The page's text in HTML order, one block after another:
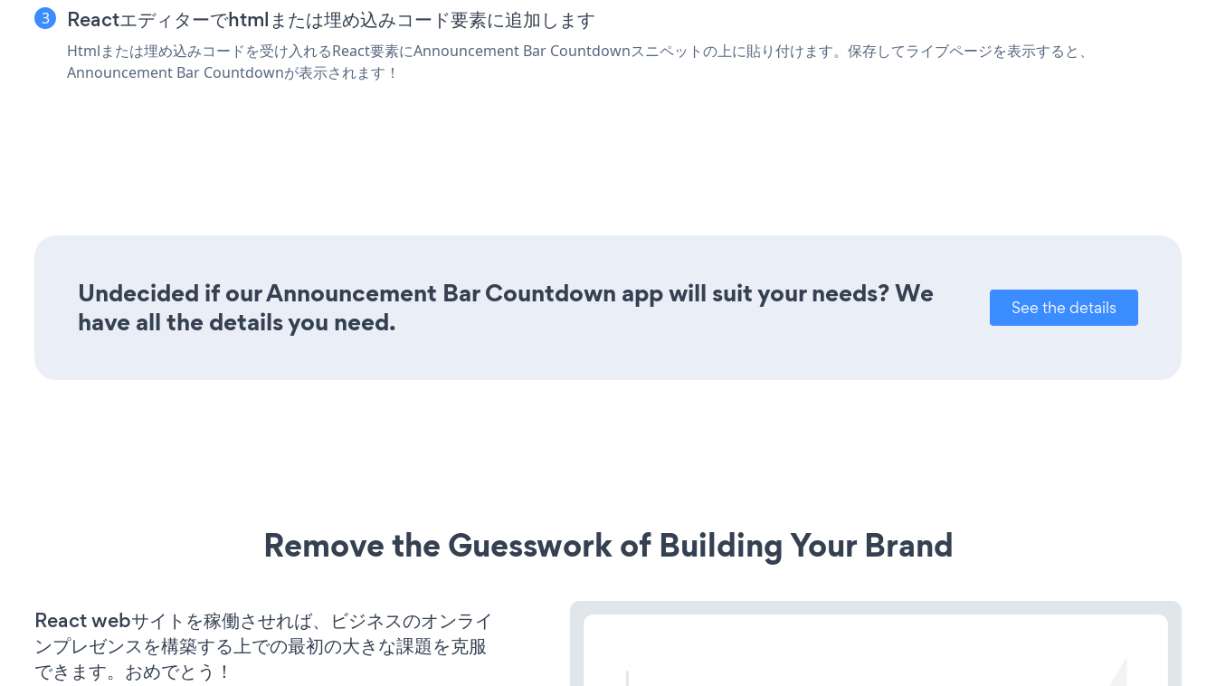
Reactエディターでhtmlまたは埋め込みコード要素に追加します
Htmlまたは埋め込みコードを受け入れるReact要素にAnnouncement Bar Countdownスニペットの上に貼り付けます。保存してライブページを表示すると、
Announcement Bar Countdownが表示されます！
Undecided if our Announcement Bar Countdown app will suit your needs? We
have all the details you need.
See the details
Remove the Guesswork of Building Your Brand
React webサイトを稼働させれば、ビジネスのオンライ
ンプレゼンスを構築する上での最初の大きな課題を克服
できます。おめでとう！